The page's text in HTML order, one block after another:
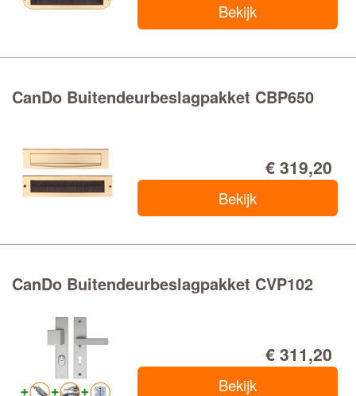
Bekijk
CanDo Buitendeurbeslagpakket CBP650
€ 319,20
Bekijk
CanDo Buitendeurbeslagpakket CVP102
€ 311,20
Bekijk